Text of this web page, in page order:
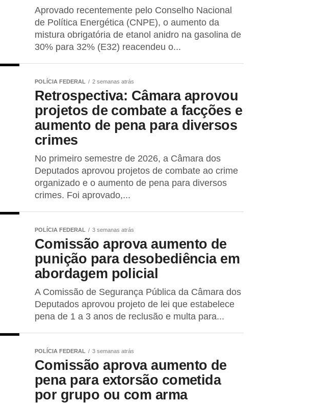
Aprovado recentemente pelo Conselho Nacional
de Política Energética (CNPE), o aumento da
mistura obrigatória de etanol anidro na gasolina de
30% para 32% (E32) reacendeu o...
POLÍCIA FEDERAL 2 semanas atrás
Retrospectiva: Câmara aprovou
projetos de combate a facções e
aumento de pena para diversos
crimes
No primeiro semestre de 2026, a Câmara dos
Deputados aprovou projetos de combate ao crime
organizado e o aumento de pena para diversos
crimes. Foi aprovado,...
POLÍCIA FEDERAL 3 semanas atrás
Comissão aprova aumento de
punição para desobediência em
abordagem policial
A Comissão de Segurança Pública da Câmara dos
Deputados aprovou projeto de lei que estabelece
pena de 1 a 3 anos de reclusão e multa para...
POLÍCIA FEDERAL 3 semanas atrás
Comissão aprova aumento de
pena para extorsão cometida
por grupo ou com arma